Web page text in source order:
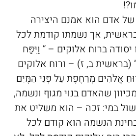
אדם הוא אמנם היצירה
אך נשמתו קודמת לכל
ברוח אלוקים – ” וַיִּפַּח
(בראשית ב, ז) – ורוח אלוקים
אֱלֹהִים מְרַחֶפֶת עַל פְּנֵי הַמָּיִם
שהאדם בנוי מגוף ונשמה,
במי: זכה – הוא משליט את
הנשמה הוא קודם לכל